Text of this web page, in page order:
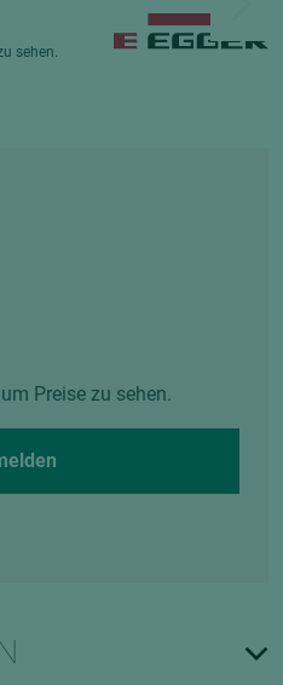
sehen.
Preise zu sehen.